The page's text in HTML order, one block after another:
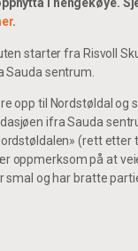
i hengekøye.
.
starter fra Risvoll
sentrum.
opp til Nordstøldal og
ifra Sauda
(rett etter
oppmerksom på at
smal og har bratte